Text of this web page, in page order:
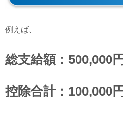
例えば、
総支給額：500,000円
控除合計：100,000円